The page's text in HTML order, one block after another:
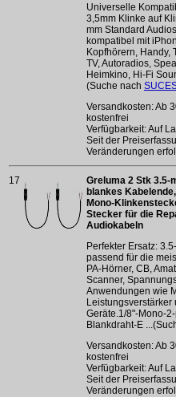
Universelle
3,5mm Klinke auf
mm Standard
kompatibel mit
Kopfhörern, Handy,
TV, Autoradios,
Heimkino, Hi-Fi
(Suche nach
Versandkosten: Ab
kostenfrei
Verfügbarkeit: Auf
Seit der
Veränderungen
17
Greluma 2 Stk 3.5-
blankes
Mono-
Stecker für die
Audiokabeln
Perfekter Ersatz:
passend für die
PA-Hörner, CB,
Scanner,
Anwendungen wie
Leistungsverstärker
Geräte.1/8"-Mono-
Blankdraht-E
Versandkosten: Ab
kostenfrei
Verfügbarkeit: Auf
Seit der
Veränderungen